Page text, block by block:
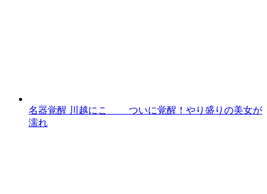
名器覚醒 川越にこ ついに覚醒！やり盛りの美女が
濡れ